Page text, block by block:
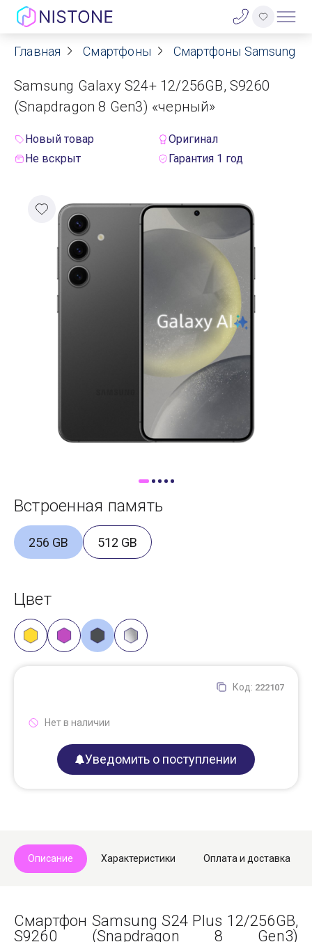
Акции
О нас
Договор оферты
Реквизиты
Контакты
Гарантия
Оплата
Главная Смартфоны Смартфоны Samsung
Samsung Galaxy S24+ 12/256GB, S9260
(Snapdragon 8 Gen3) «черный»
Новый товар
Оригинал
Не вскрыт
Гарантия 1 год
Встроенная память
256 GB 512 GB
Цвет
Код: 222107
Нет в наличии
Уведомить о поступлении
Описание Характеристики Оплата и доставка
Смартфон Samsung S24 Plus 12/256GB,
S9260 (Snapdragon 8 Gen3)